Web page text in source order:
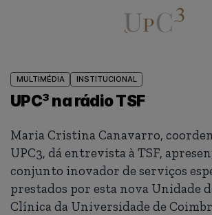
MULTIMÉDIA INSTITUCIONAL
UPC³ na rádio TSF
Maria Cristina Canavarro,
UPC3, dá entrevista à TSF,
conjunto inovador de serviços
prestados por esta nova Unidade
Clínica da Universidade de